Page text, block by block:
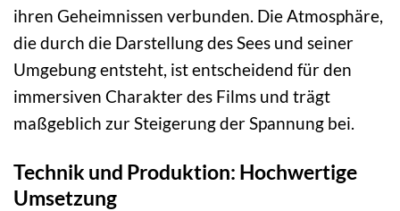
ihren Geheimnissen verbunden. Die Atmosphäre,
die durch die Darstellung des Sees und seiner
Umgebung entsteht, ist entscheidend für den
immersiven Charakter des Films und trägt
maßgeblich zur Steigerung der Spannung bei.
Technik und Produktion: Hochwertige
Umsetzung